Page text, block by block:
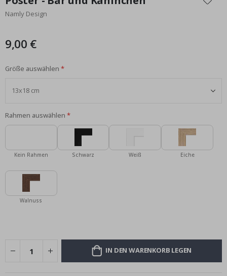
der
Bildgalerie
Namly Design
9,00 €
Größe auswählen
Rahmen auswählen
Kein Rahmen Schwarz Weiß Eiche
Walnuss
IN DEN WARENKORB LEGEN